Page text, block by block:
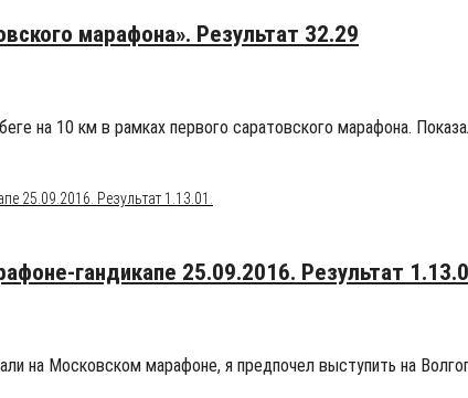
марафона». Результат 32.29
на 10 км в рамках первого саратовского марафона.
гандикапе 25.09.2016. Результат
на Московском марафоне, я предпочел выступить на